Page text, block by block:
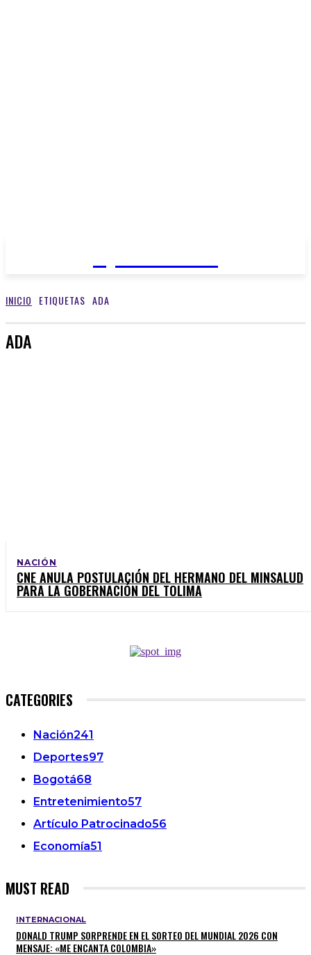
INICIO ETIQUETAS ADA
ADA
NACIÓN
CNE ANULA POSTULACIÓN DEL HERMANO DEL MINSALUD
PARA LA GOBERNACIÓN DEL TOLIMA
CATEGORIES
Nación241
Deportes97
Bogotá68
Entretenimiento57
Artículo Patrocinado56
Economía51
MUST READ
INTERNACIONAL
DONALD TRUMP SORPRENDE EN EL SORTEO DEL MUNDIAL 2026 CON
MENSAJE: «ME ENCANTA COLOMBIA»